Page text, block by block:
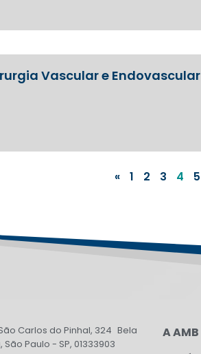
Vascular e Endovascular
« 1 2 3 4 5
Carlos do Pinhal, 324 Bela
São Paulo - SP, 01333903
A AMB